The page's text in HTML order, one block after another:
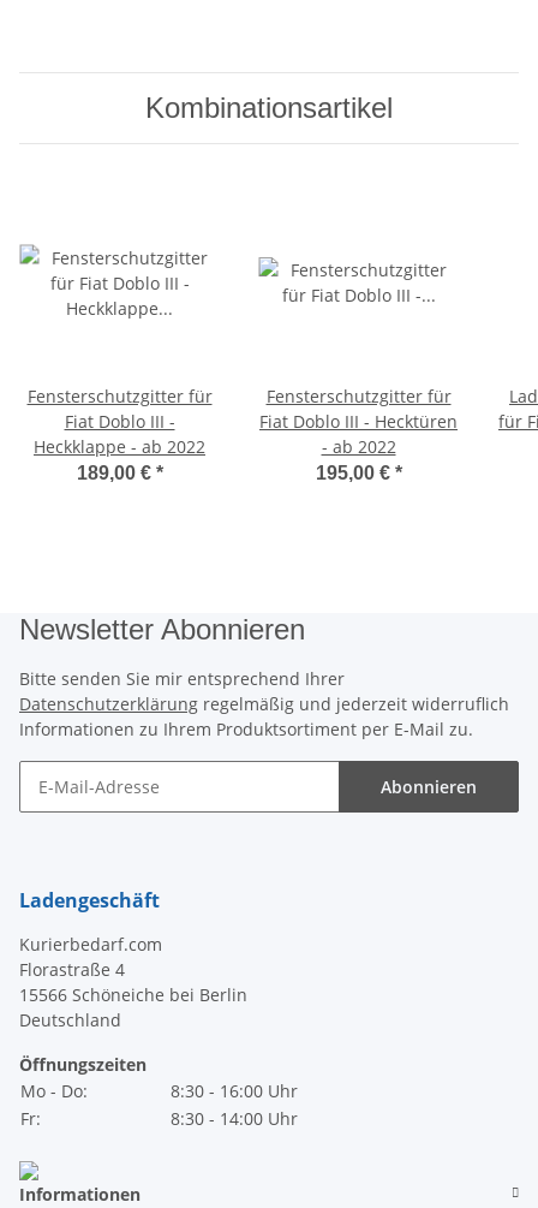
Kombinationsartikel
Fensterschutzgitter für
Fiat Doblo III -
Heckklappe - ab 2022
189,00 € *
Fensterschutzgitter für
Fiat Doblo III - Hecktüren
- ab 2022
195,00 € *
für
Newsletter Abonnieren
Bitte senden Sie mir entsprechend Ihrer
Datenschutzerklärung regelmäßig und jederzeit widerruflich
Informationen zu Ihrem Produktsortiment per E-Mail zu.
Abonnieren
Ladengeschäft
Kurierbedarf.com
Florastraße 4
15566 Schöneiche bei Berlin
Deutschland
Öffnungszeiten
Mo - Do:
8:30 - 16:00 Uhr
Fr:
8:30 - 14:00 Uhr
Informationen